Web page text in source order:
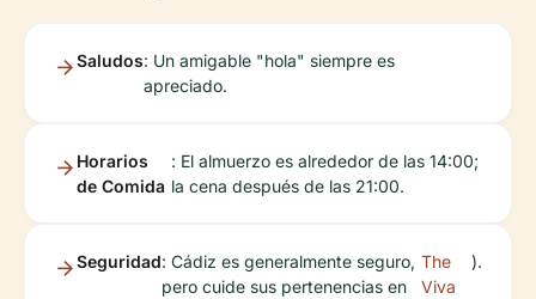
Saludos: Un amigable "hola" siempre es
apreciado.
Horarios
de Comida
: El almuerzo es alrededor de las 14:00;
la cena después de las 21:00.
Seguridad: Cádiz es generalmente seguro,
pero cuide sus pertenencias en
The
Viva
).